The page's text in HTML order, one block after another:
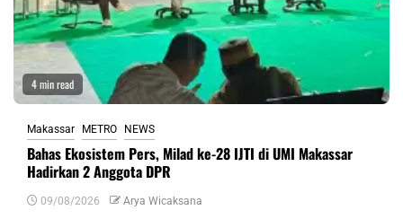
4 min read
Makassar METRO NEWS
Bahas Ekosistem Pers, Milad ke-28 IJTI di UMI Makassar
Hadirkan 2 Anggota DPR
09/08/2026 Arya Wicaksana